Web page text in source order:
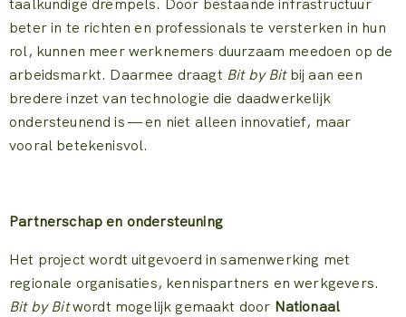
taalkundige drempels. Door bestaande infrastructuur
beter in te richten en professionals te versterken in hun
rol, kunnen meer werknemers duurzaam meedoen op de
arbeidsmarkt. Daarmee draagt Bit by Bitbij aan een
bredere inzet van technologie die daadwerkelijk
ondersteunend is — en niet alleen innovatief, maar
vooral betekenisvol.
Partnerschap en ondersteuning
Het project wordt uitgevoerd in samenwerking met
regionale organisaties, kennispartners en werkgevers.
Bit by Bitwordt mogelijk gemaakt door Nationaal